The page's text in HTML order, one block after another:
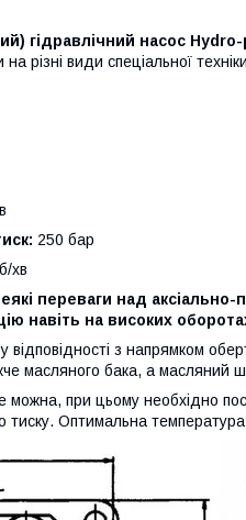
гідравлічний насос
на різні види спеціальної
250 бар
хв
переваги над
навіть на високих
відповідності з напрямком
масляного бака, а масляний
можна, при цьому необхідно
тиску. Оптимальна